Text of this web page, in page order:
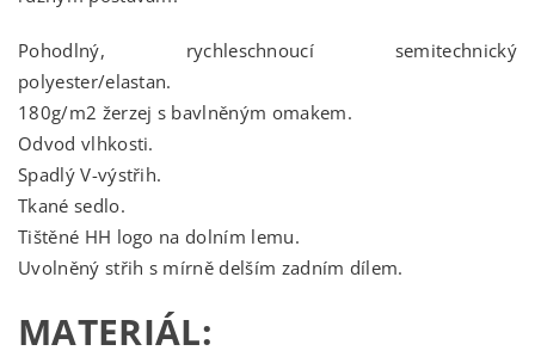
Pohodlný, rychleschnoucí semitechnický
polyester/elastan.
180g/m2 žerzej s bavlněným omakem.
Odvod vlhkosti.
Spadlý V-výstřih.
Tkané sedlo.
Tištěné HH logo na dolním lemu.
Uvolněný střih s mírně delším zadním dílem.
MATERIÁL: